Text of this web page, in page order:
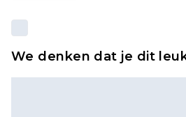
We denken dat je dit